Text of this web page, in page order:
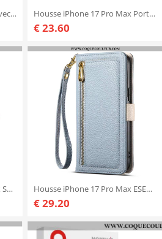
Housse iPhone 17 Pro Max avec Portefeuille et Support Housse iPhone 17 Pro Max Portefeuille Effet daim
€ 23.60
Flip Cover iPhone 17 Pro Max Skin Pro Series DUX DUCIS Housse iPhone 17 Pro Max ESEBLE
€ 29.20